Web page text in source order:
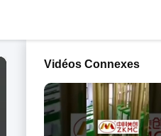
Vidéos Connexes